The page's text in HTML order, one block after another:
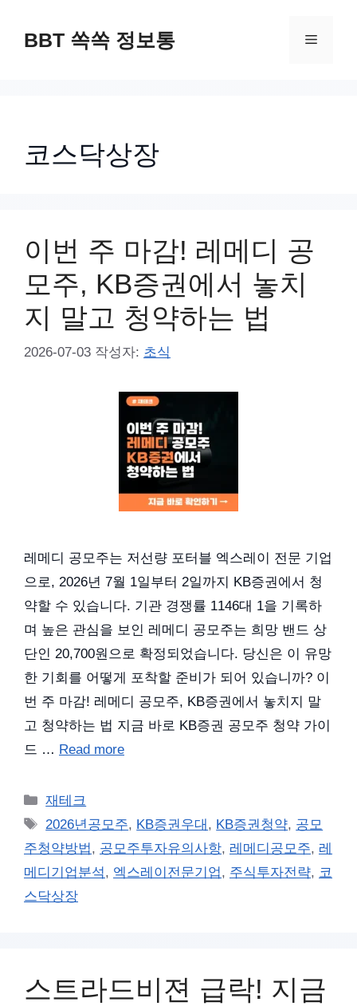
BBT 쏙쏙 정보통 메
코스닥상장
이번 주 마감! 레메디 공
모주, KB증권에서 놓치
지 말고 청약하는 법
2026-07-03 작성자: 초식
레메디 공모주는 저선량 포터블 엑스레이 전문 기업
으로, 2026년 7월 1일부터 2일까지 KB증권에서 청
약할 수 있습니다. 기관 경쟁률 1146대 1을 기록하
며 높은 관심을 보인 레메디 공모주는 희망 밴드 상
단인 20,700원으로 확정되었습니다. 당신은 이 유망
한 기회를 어떻게 포착할 준비가 되어 있습니까? 이
번 주 마감! 레메디 공모주, KB증권에서 놓치지 말
고 청약하는 법 지금 바로 KB증권 공모주 청약 가이
드 … Read more
카
테
리
재테크
태
그
2026년공모주, KB증권우대 , KB증권청약, 공모
주청약방법, 공모주투자유의사항, 레메디공모주, 레
메디기업분석, 엑스레이전문기업, 주식투자전략, 코
스닥상장
스트라드비젼 급락! 지금